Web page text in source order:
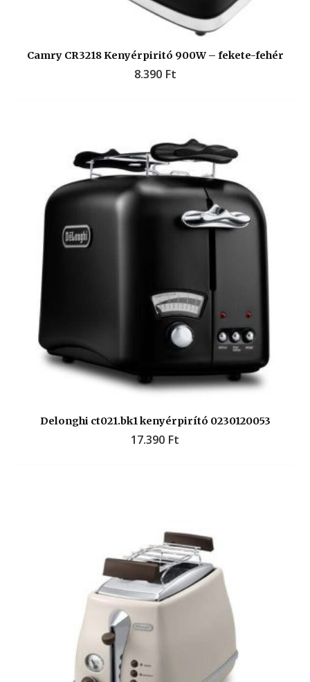
Camry CR3218 Kenyérpiritó 900W – fekete-fehér
8.390 Ft
Delonghi ct021.bk1 kenyérpirító 0230120053
17.390 Ft